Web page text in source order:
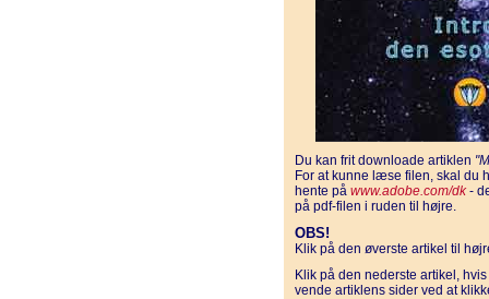
Du kan frit downloade artiklen
For at kunne læse filen, skal du
hente på www.adobe.com/dk-
på pdf-filen i ruden til højre.
OBS!
Klik på den øverste artikel til
Klik på den nederste artikel,
vende artiklens sider ved at